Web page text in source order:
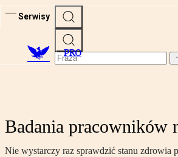
Serwisy
PRO
Badania pracowników
Nie wystarczy raz sprawdzić stanu zdrowia